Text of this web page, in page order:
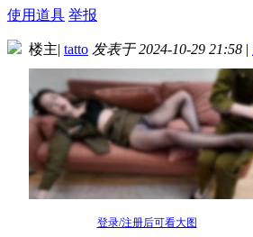
使用道具 举报
楼主| tatto 发表于 2024-10-29 21:58 |
登录/注册后可看大图